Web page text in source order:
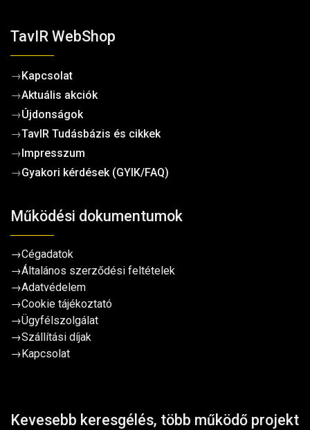
TavIR WebShop
→Kapcsolat
→Aktuális akciók
→Újdonságok
→TavIR Tudásbázis és cikkek
→Impresszum
→Gyakori kérdések (GYIK/FAQ)
Működési dokumentumok
→Cégadatok
→Általános szerződési feltételek
→Adatvédelem
→Cookie tájékoztató
→Ügyfélszolgálat
→Szállítási díjak
→Kapcsolat
Kevesebb keresgélés, több működő projekt